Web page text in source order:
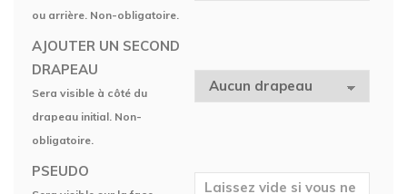
ou arrière. Non-obligatoire.
AJOUTER UN SECOND
DRAPEAU
Sera visible à côté du
drapeau initial. Non-
obligatoire.
PSEUDO